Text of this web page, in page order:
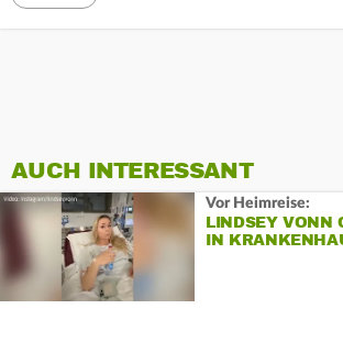
AUCH INTERESSANT
Vor Heimreise:
LINDSEY VONN
IN